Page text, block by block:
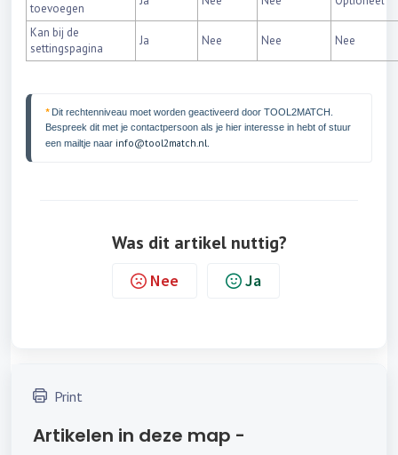
toevoegen
Kan bij de
settingspagina
Ja Nee Nee Nee
* Dit rechtenniveau moet worden geactiveerd door TOOL2MATCH.
Bespreek dit met je contactpersoon als je hier interesse in hebt of stuur
een mailtje naar info@tool2match.nl
Was dit artikel nuttig?
Nee Ja
Print
Artikelen in deze map -